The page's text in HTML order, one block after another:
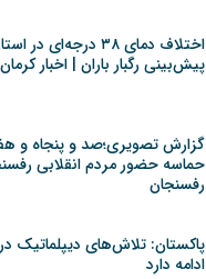
اختلاف دمای ۳۸ درجه‌ای
پیش‌بینی رگبار باران | اخبار
گزارش تصویری؛صد و پنجاه و
حماسه حضور مردم انقلابی
رفسنجان
پاکستان: تلاش‌های دیپلماتیک
ادامه دارد